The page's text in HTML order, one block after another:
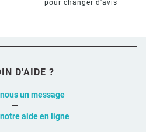
pour changer d'avis
D'AIDE ?
un message
aide en ligne